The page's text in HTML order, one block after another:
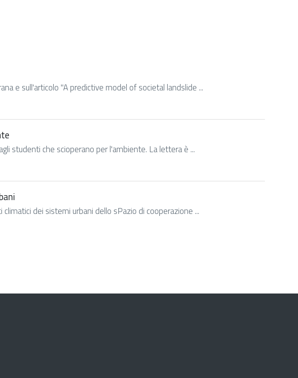
e sull'articolo "A predictive model of societal landslide ...
studenti che scioperano per l'ambiente. La lettera è ...
dei sistemi urbani dello sPazio di cooperazione ...